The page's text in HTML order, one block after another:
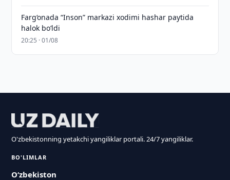
Farg‘onada “Inson” markazi xodimi hashar paytida
halok bo‘ldi
20:25 · 01/08
O'zbekistonning yetakchi yangiliklar portali. 24/7 yangiliklar.
BO'LIMLAR
O‘zbekiston